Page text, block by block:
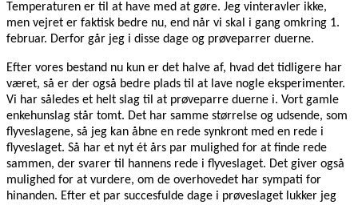
Temperaturen er til at have med at gøre. Jeg vinteravler ikke,
men vejret er faktisk bedre nu, end når vi skal i gang omkring 1.
februar. Derfor går jeg i disse dage og prøveparrer duerne.
Efter vores bestand nu kun er det halve af, hvad det tidligere har
været, så er der også bedre plads til at lave nogle eksperimenter.
Vi har således et helt slag til at prøveparre duerne i. Vort gamle
enkehunslag står tomt. Det har samme størrelse og udsende, som
flyveslagene, så jeg kan åbne en rede synkront med en rede i
flyveslaget. Så har et nyt ét års par mulighed for at finde rede
sammen, der svarer til hannens rede i flyveslaget. Det giver også
mulighed for at vurdere, om de overhovedet har sympati for
hinanden. Efter et par succesfulde dage i prøveslaget lukker jeg